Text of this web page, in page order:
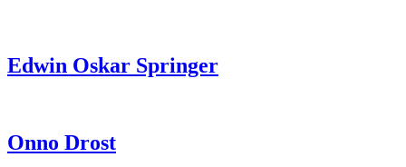
Edwin Oskar Springer
Onno Drost